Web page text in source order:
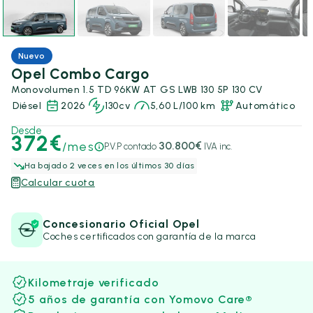
Nuevo
Opel Combo Cargo
Monovolumen 1.5 TD 96KW AT GS LWB 130 5P 130 CV
Diésel
2026 130cv 5,60 L/100 km Automático
Desde
372€/mes P.V.P contado 30.800€ IVA inc.
Ha bajado 2 veces en los últimos 30 días
Calcular cuota
Concesionario Oficial Opel
Coches certificados con garantía de la marca
Kilometraje verificado
5 años de garantía con Yomovo Care®